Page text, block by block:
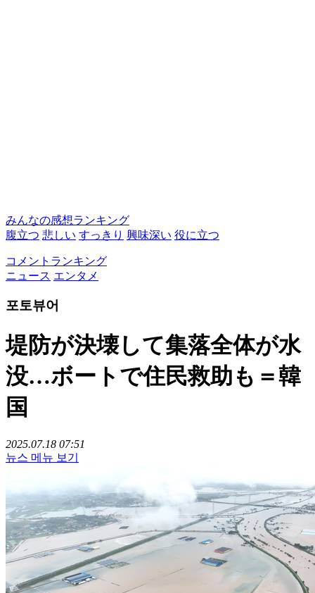
みんなの感想ランキング
腹立つ 悲しい すっきり 興味深い 役に立つ
コメントランキング
ニュース エンタメ
포토뷰어
堤防が決壊して集落全体が水
没…ボートで住民救助も＝韓
国
2025.07.18 07:51
뉴스 메뉴 보기